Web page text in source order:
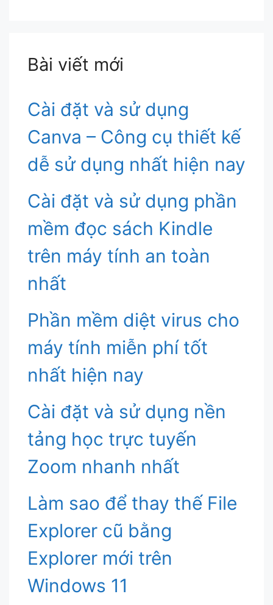
Bài viết mới
Cài đặt và sử dụng
Canva – Công cụ thiết kế
dễ sử dụng nhất hiện nay
Cài đặt và sử dụng phần
mềm đọc sách Kindle
trên máy tính an toàn
nhất
Phần mềm diệt virus cho
máy tính miễn phí tốt
nhất hiện nay
Cài đặt và sử dụng nền
tảng học trực tuyến
Zoom nhanh nhất
Làm sao để thay thế File
Explorer cũ bằng
Explorer mới trên
Windows 11